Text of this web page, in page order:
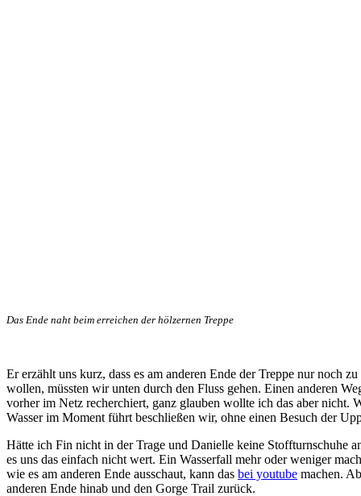
Das Ende naht beim erreichen der hölzernen Treppe
Er erzählt uns kurz, dass es am anderen Ende der Treppe nur noch
wollen, müssten wir unten durch den Fluss gehen. Einen anderen
vorher im Netz recherchiert, ganz glauben wollte ich das aber nicht.
Wasser im Moment führt beschließen wir, ohne einen Besuch der
Hätte ich Fin nicht in der Trage und Danielle keine Stoffturnschuhe
es uns das einfach nicht wert. Ein Wasserfall mehr oder weniger
wie es am anderen Ende ausschaut, kann das bei youtube machen.
anderen Ende hinab und den Gorge Trail zurück.